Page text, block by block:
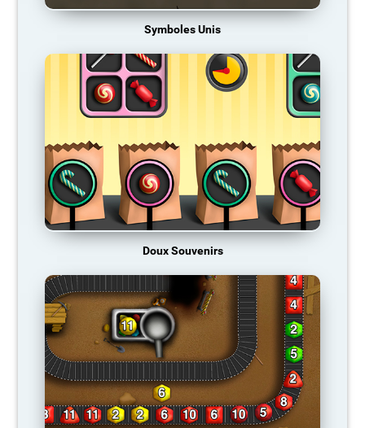
Symboles Unis
Doux Souvenirs